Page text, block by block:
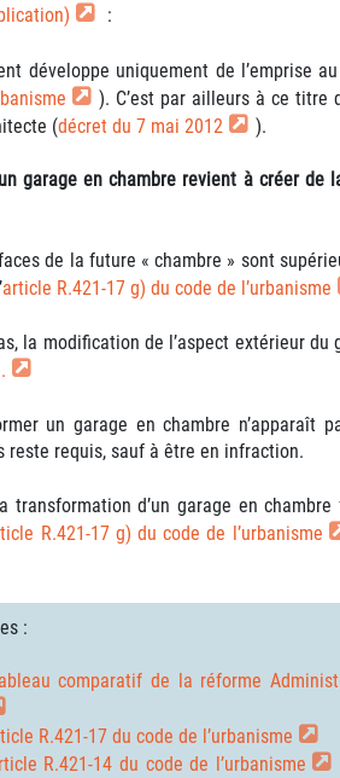
:
développe uniquement de l’emprise
). C’est par ailleurs à ce titre
(décret du 7 mai 2012 ).
garage en chambre revient à créer de
de la future « chambre » sont
article R.421-17 g) du code de l’urbanisme
la modification de l’aspect extérieur
un garage en chambre n’apparaît
reste requis, sauf à être en infraction.
transformation d’un garage en
R.421-17 g) du code de l’urbanisme
:
comparatif de la réforme
R.421-17 du code de l’urbanisme
R.421-14 du code de l’urbanisme